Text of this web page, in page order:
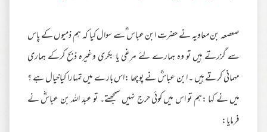
صعصعہ بن معاویہ نے حضرت ابن عباس ؓسے سوال کیا کہ ہم ذمیوں کے پاس
سے گزرتے ہیں تو وہ ہمارے لئے مرغی یا بکری وغیرہ ذبح کرکے ہماری
مہمانی کرتے ہیں ۔ ابن عباسؓ نے پوچھا :اس بارے میں تمہارا کیاخیال ہے ؟
میں نے کہا :ہم تو اس میں کوئی حرج نہیں سمجھتے۔ تو عبد اللہ بن عباسؓ نے
فرمایا: